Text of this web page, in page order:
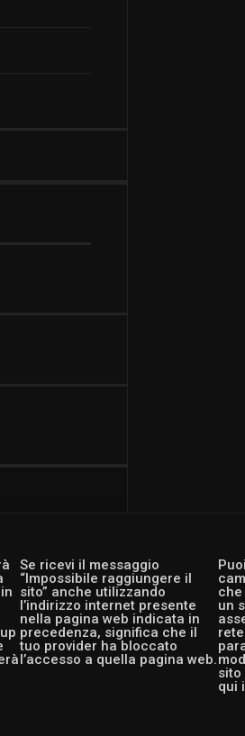
Se ricevi il messaggio
“Impossibile raggiungere il
sito” anche utilizzando
l’indirizzo internet presente
nella pagina web indicata in
precedenza, significa che il
tuo provider ha bloccato
l’accesso a quella pagina web.
che
un
sito
qui